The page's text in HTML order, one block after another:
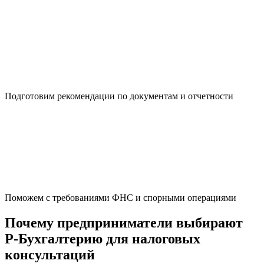
Подготовим рекомендации по документам и отчетности
Поможем с требованиями ФНС и спорными операциями
Почему предприниматели выбирают
Р-Бухгалтерию для налоговых
консультаций